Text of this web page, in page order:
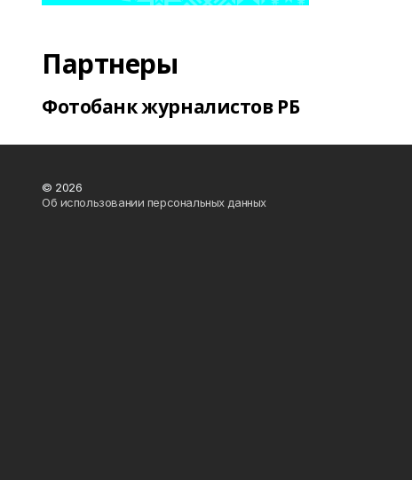
Партнеры
Фотобанк журналистов РБ
© 2026
Об использовании персональных данных